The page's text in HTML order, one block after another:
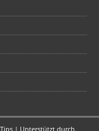
| Unterstützt durch